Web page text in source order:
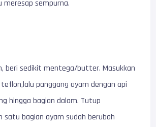
meresap sempurna.
beri sedikit mentega/butter. Masukkan
panggang ayam dengan api
hingga bagian dalam. Tutup
satu bagian ayam sudah berubah